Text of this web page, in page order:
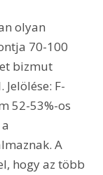
olyan
70-100
bizmut
F-
52-53%-os
A
hogy az több